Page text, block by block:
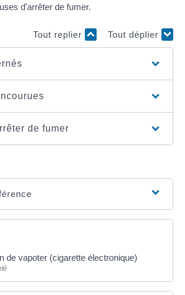
d'arrêter de fumer.
Tout replier Tout déplier
de fumer
de vapoter (cigarette électronique)